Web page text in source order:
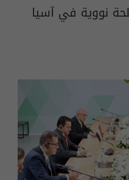
نووية في آسيا